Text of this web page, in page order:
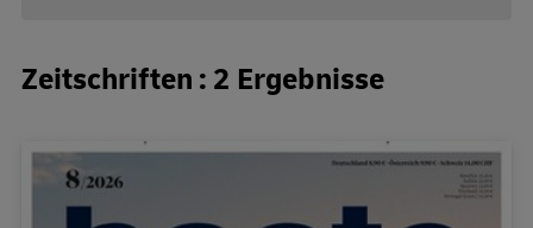
Zeitschriften : 2 Ergebnisse